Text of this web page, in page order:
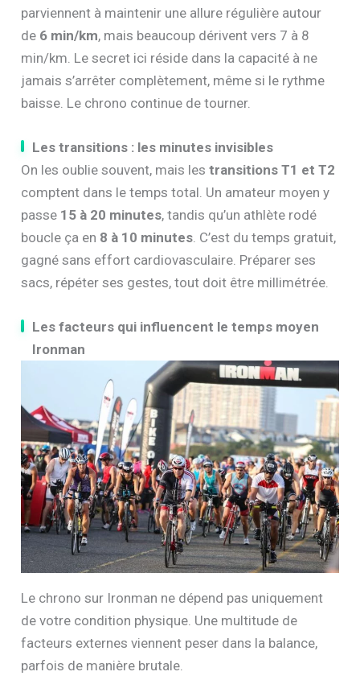
parviennent à maintenir une allure régulière autour
de 6 min/km, mais beaucoup dérivent vers 7 à 8
min/km. Le secret ici réside dans la capacité à ne
jamais s’arrêter complètement, même si le rythme
baisse. Le chrono continue de tourner.
Les transitions : les minutes invisibles
On les oublie souvent, mais lestransitions T1 et T2
comptent dans le temps total. Un amateur moyen y
passe 15 à 20 minutes, tandis qu’un athlète rodé
boucle ça en 8 à 10 minutes. C’est du temps gratuit,
gagné sans effort cardiovasculaire. Préparer ses
sacs, répéter ses gestes, tout doit être millimétrée.
Les facteurs qui influencent le temps moyen
Ironman
Le chrono sur Ironman ne dépend pas uniquement
de votre condition physique. Une multitude de
facteurs externes viennent peser dans la balance,
parfois de manière brutale.